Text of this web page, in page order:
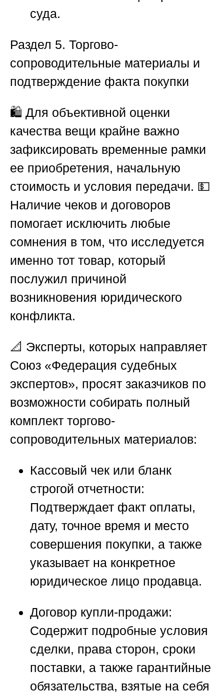
суда.
Раздел 5. Торгово-
сопроводительные материалы и
подтверждение факта покупки
🛍️ Для объективной оценки
качества вещи крайне важно
зафиксировать временные рамки
ее приобретения, начальную
стоимость и условия передачи. 💵
Наличие чеков и договоров
помогает исключить любые
сомнения в том, что исследуется
именно тот товар, который
послужил причиной
возникновения юридического
конфликта.
📐 Эксперты, которых направляет
Союз «Федерация судебных
экспертов», просят заказчиков по
возможности собирать полный
комплект торгово-
сопроводительных материалов:
Кассовый чек или бланк
строгой отчетности:
Подтверждает факт оплаты,
дату, точное время и место
совершения покупки, а также
указывает на конкретное
юридическое лицо продавца.
Договор купли-продажи:
Содержит подробные условия
сделки, права сторон, сроки
поставки, а также гарантийные
обязательства, взятые на себя